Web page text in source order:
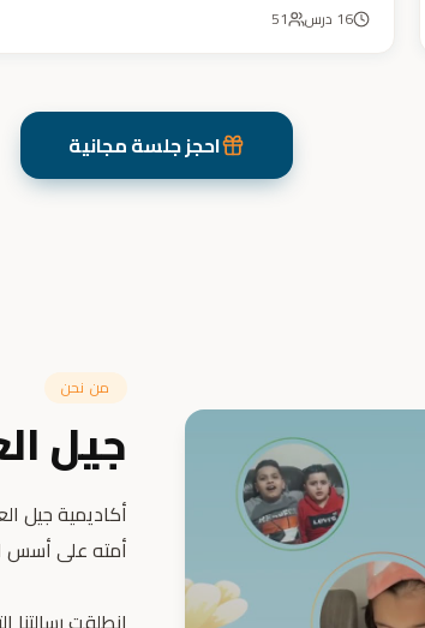
زرع القيم والمبادئ وتربية أبنائنا تربية إيمانية وأخلاقية
16 درس 51
احجز جلسة مجانية
من نحن
جيل
أكاديمية جيل